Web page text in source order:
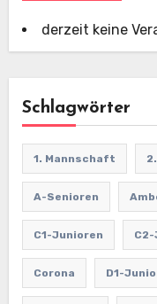
derzeit keine
Schlagwörter
1. Mannschaft
A-Senioren
C1-Junioren
Corona D1-